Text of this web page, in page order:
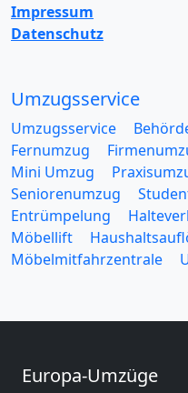
Impressum
Datenschutz
Umzugsservice
Umzugsservice
Fernumzug
Mini Umzug
Seniorenumzug
Entrümpelung
Möbellift
Möbelmitfahrzentrale
Europa-Umzüge